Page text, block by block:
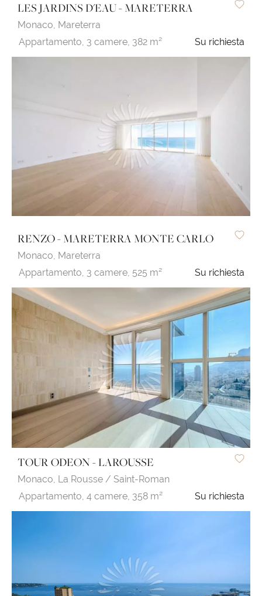
LES JARDINS D'EAU - MARETERRA
Monaco, Mareterra
Appartamento, 3 camere, 382 m² Su richiesta
RENZO - MARETERRA MONTE CARLO
Monaco, Mareterra
Appartamento, 3 camere, 525 m² Su richiesta
TOUR ODEON - LAROUSSE
Monaco, La Rousse / Saint-Roman
Appartamento, 4 camere, 358 m² Su richiesta